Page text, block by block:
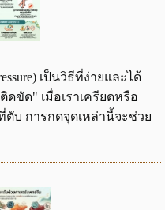
เป็นวิธีที่ง่ายและได้
ขัด" เมื่อเราเครียดหรือ
ตับ การกดจุดเหล่านี้จะช่วย